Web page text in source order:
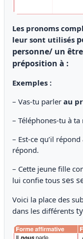
Les pronoms
leur sont utilisés
personne/ un
préposition à :
Exemples :
– Vas-tu parler au
– Téléphones-tu à
– Est-ce qu’il répond
répond.
– Cette jeune fille
lui confie tous ses
Voici la place des
dans les différents